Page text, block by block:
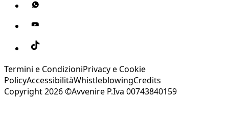
Termini e CondizioniPrivacy e Cookie
PolicyAccessibilitàWhistleblowingCredits
Copyright 2026 ©Avvenire P.Iva 00743840159